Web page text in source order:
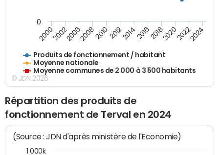
Produits de fonctionnement / habitant
Moyenne nationale
Moyenne communes de 2 000 à 3 500 habitants
200020022006200820102012201420162018202020222024
0
© JDN 2026
Répartition des produits de
fonctionnement de Terval en 2024
(Source : JDN d'après ministère de l'Economie)
1 000k